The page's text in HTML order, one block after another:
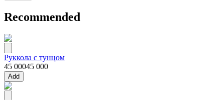
Recommended
Руккола с тунцом
45 00045 000
Add